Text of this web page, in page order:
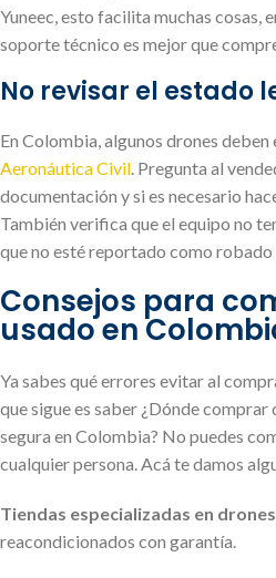
Yuneec, esto facilita muchas cosas,
soporte técnico es mejor que
No revisar el estado
En Colombia, algunos drones
Aeronáutica Civil . Pregunta al
documentación y si es necesario
También verifica que el equipo no
que no esté reportado como robado
Consejos para
usado en
Ya sabes qué errores evitar al
que sigue es saber ¿Dónde comprar
segura en Colombia? No puedes
cualquier persona. Acá te damos
Tiendas especializadas en
reacondicionados con garantía.